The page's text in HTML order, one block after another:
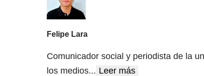
Felipe Lara
Comunicador social y periodista de la
los medios... Leer más